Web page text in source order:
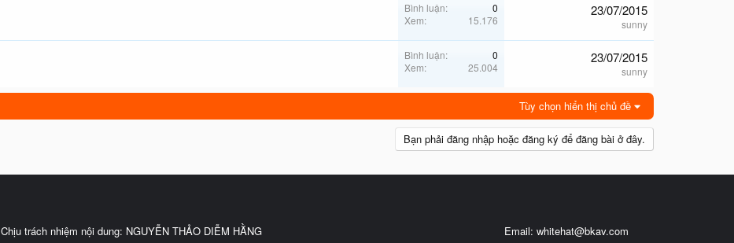
Bình luận
0
Xem
15.176
23/07/2015
sunny
Bình luận
0
Xem
25.004
23/07/2015
sunny
Tùy chọn hiển thị chủ đề
Bạn phải đăng nhập hoặc đăng ký để đăng bài ở đây.
Chịu trách nhiệm nội dung: NGUYỄN THẢO DIỄM HẰNG Email: whitehat@bkav.com